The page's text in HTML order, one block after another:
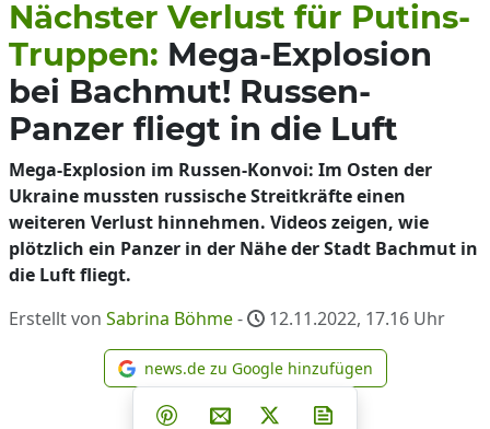
Nächster Verlust für Putins-
Truppen: Mega-Explosion
bei Bachmut! Russen-
Panzer fliegt in die Luft
Mega-Explosion im Russen-Konvoi: Im Osten der
Ukraine mussten russische Streitkräfte einen
weiteren Verlust hinnehmen. Videos zeigen, wie
plötzlich ein Panzer in der Nähe der Stadt Bachmut in
die Luft fliegt.
Erstellt von Sabrina Böhme- 12.11.2022, 17.16 Uhr
news.de zu Google
news.de zu Google hinzufügen
Teilen auf Facebook
Teilen auf Whatsapp
Teilen auf Telegram
Teilen auf Pinterest
Per E-Mail teilen
Post auf X